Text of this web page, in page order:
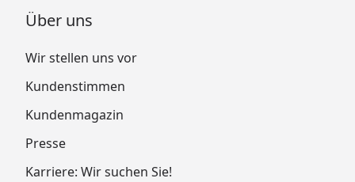
Über uns
Wir stellen uns vor
Kundenstimmen
Kundenmagazin
Presse
Karriere: Wir suchen Sie!